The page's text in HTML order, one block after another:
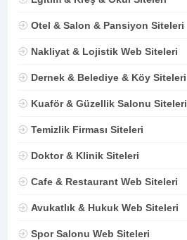
Otel & Salon & Pansiyon Siteleri
Nakliyat & Lojistik Web Siteleri
Dernek & Belediye & Köy Siteleri
Kuaför & Güzellik Salonu Siteleri
Temizlik Firması Siteleri
Doktor & Klinik Siteleri
Cafe & Restaurant Web Siteleri
Avukatlık & Hukuk Web Siteleri
Spor Salonu Web Siteleri